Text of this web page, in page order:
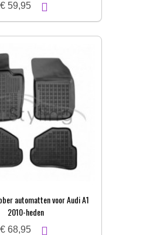
€ 59,95
automatten voor Audi A1
2010-heden
€ 68,95